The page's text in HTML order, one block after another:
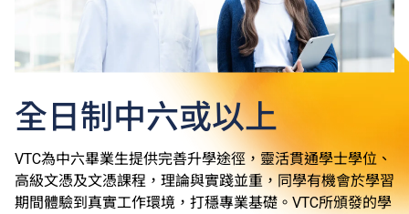
全日制中六或以上
VTC為中六畢業生提供完善升學途徑，靈活貫通學士學位、
高級文憑及文憑課程，理論與實踐並重，同學有機會於學習
期間體驗到真實工作環境，打穩專業基礎。VTC所頒發的學